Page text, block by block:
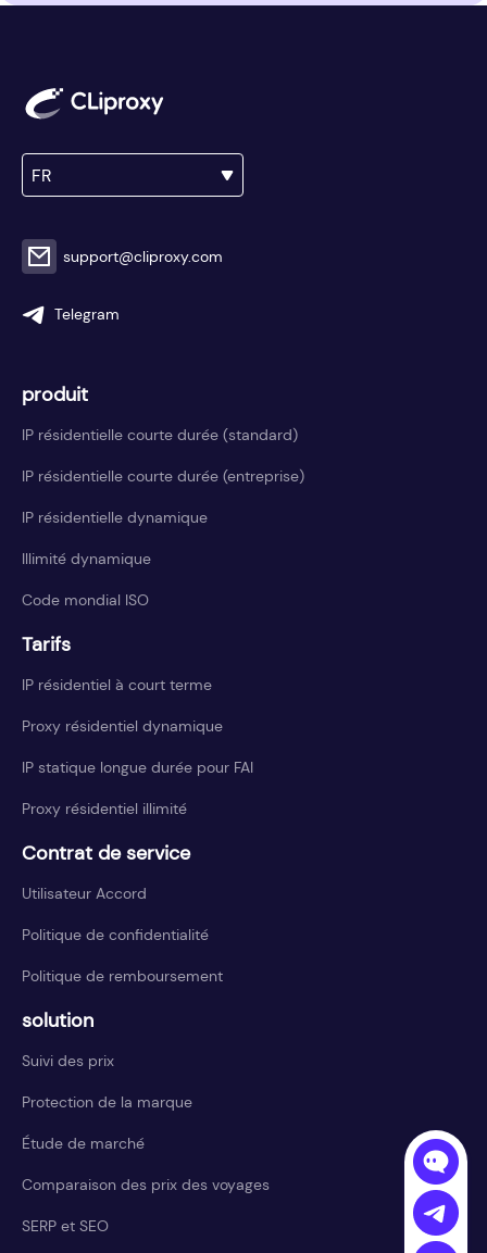
FR
support@cliproxy.com
Telegram
produit
IP résidentielle courte durée (standard)
IP résidentielle courte durée (entreprise)
IP résidentielle dynamique
Illimité dynamique
Code mondial ISO
Tarifs
IP résidentiel à court terme
Proxy résidentiel dynamique
IP statique longue durée pour FAI
Proxy résidentiel illimité
Contrat de service
Utilisateur Accord
Politique de confidentialité
Politique de remboursement
solution
Suivi des prix
Protection de la marque
Étude de marché
Comparaison des prix des voyages
SERP et SEO